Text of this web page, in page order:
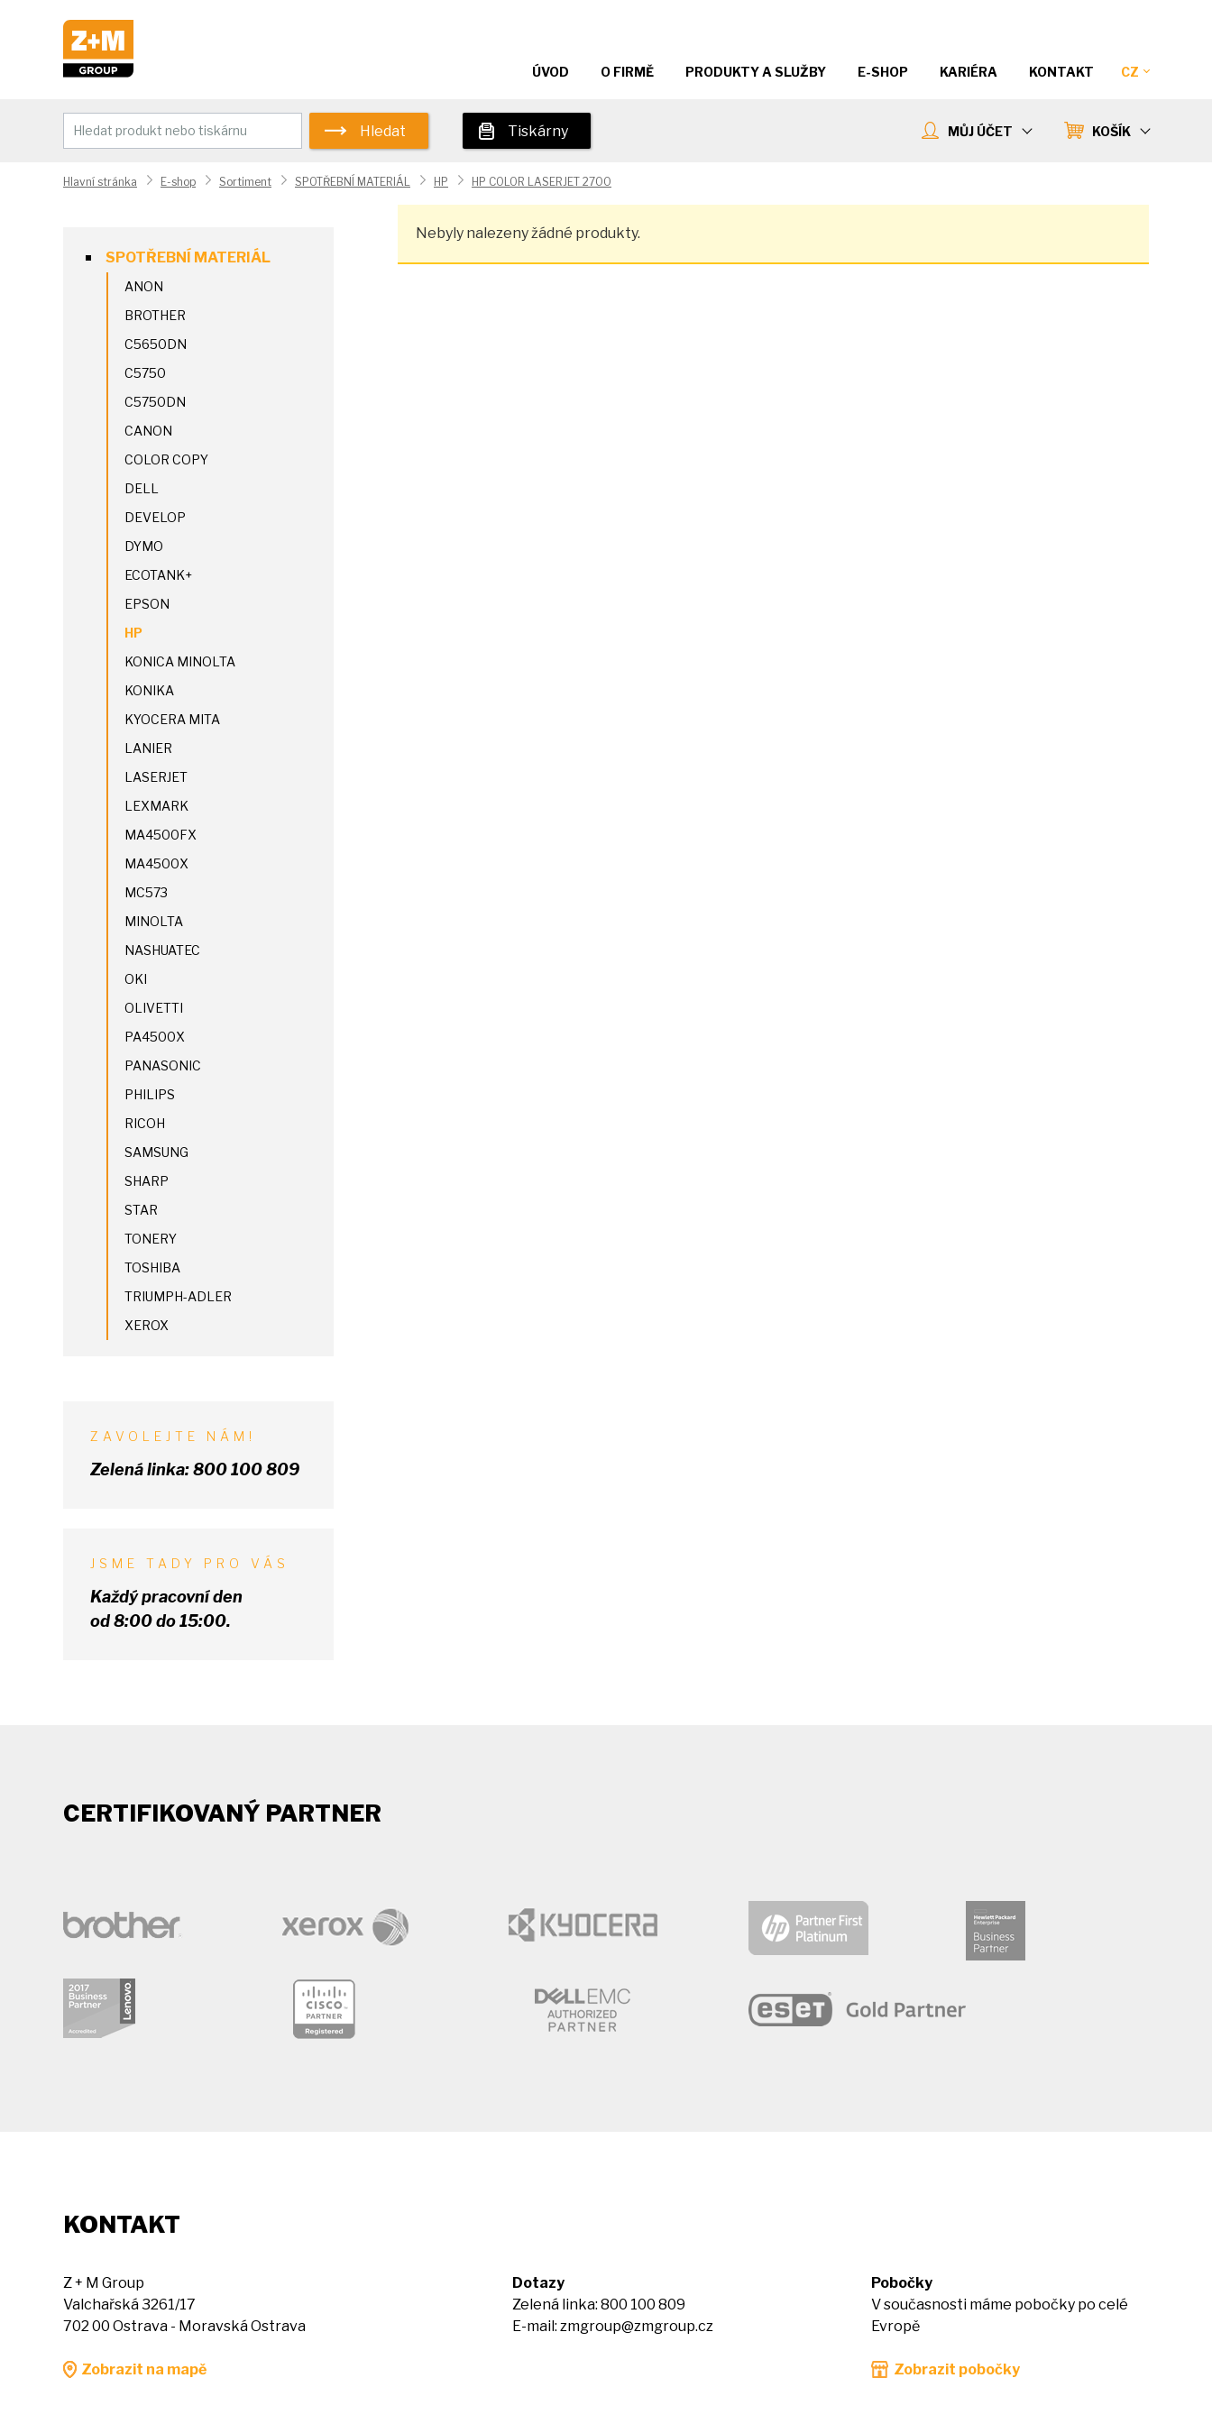
CZ
ÚVOD O FIRMĚ PRODUKTY A SLUŽBY E-SHOP KARIÉRA KONTAKT
Hledat Tiskárny KOŠÍK
MŮJ ÚČET
Hlavní stránka E-shop Sortiment SPOTŘEBNÍ MATERIÁL HP HP COLOR LASERJET 2700
Nebyly nalezeny žádné produkty.
SPOTŘEBNÍ MATERIÁL
ANON
BROTHER
C5650DN
C5750
C5750DN
CANON
COLOR COPY
DELL
DEVELOP
DYMO
ECOTANK+
EPSON
HP
KONICA MINOLTA
KONIKA
KYOCERA MITA
LANIER
LASERJET
LEXMARK
MA4500FX
MA4500X
MC573
MINOLTA
NASHUATEC
OKI
OLIVETTI
PA4500X
PANASONIC
PHILIPS
RICOH
SAMSUNG
SHARP
STAR
TONERY
TOSHIBA
TRIUMPH-ADLER
XEROX
ZAVOLEJTE NÁM!
Zelená linka:800 100 809
JSME TADY PRO VÁS
Každý pracovní den
od 8:00 do 15:00.
CERTIFIKOVANÝ PARTNER
KONTAKT
Z + M Group
Valchařská 3261/17
702 00 Ostrava - Moravská Ostrava
Zobrazit na mapě
Dotazy
Zelená linka: 800 100 809
E-mail: zmgroup@zmgroup.cz
Pobočky
V současnosti máme pobočky po celé
Evropě
Zobrazit pobočky